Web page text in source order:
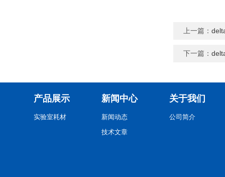
上一篇：
下一篇：
产品展示
实验室耗材
新闻中心
新闻动态
技术文章
关于我们
公司简介